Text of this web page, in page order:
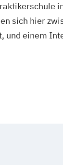
sich hier
einem